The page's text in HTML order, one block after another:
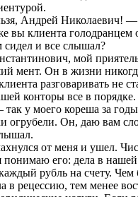
Андрей Николаевич! —
вы клиента голодранцем
сидел и все слышал?
мой
мент. Он в жизни
разговаривать не
конторы все в порядке.
у моего кореша за
огрубели. Он, даю вам
от меня и ушел.
понимаю его: дела в
рубль на счету. Чем
в рецессию, тем менее